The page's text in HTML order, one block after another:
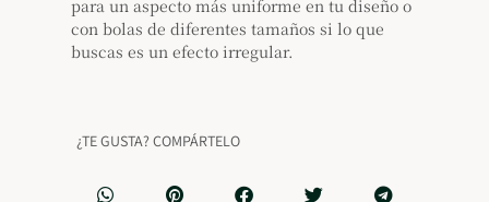
para un aspecto más uniforme en tu diseño o
con bolas de diferentes tamaños si lo que
buscas es un efecto irregular.
¿TE GUSTA? COMPÁRTELO